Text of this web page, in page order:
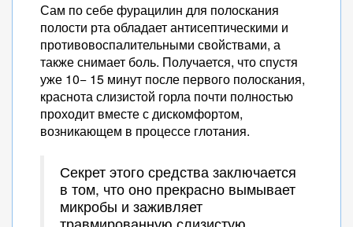
Сам по себе фурацилин для полоскания
полости рта обладает антисептическими и
противовоспалительными свойствами, а
также снимает боль. Получается, что спустя
уже 10− 15 минут после первого полоскания,
краснота слизистой горла почти полностью
проходит вместе с дискомфортом,
возникающем в процессе глотания.
Секрет этого средства заключается
в том, что оно прекрасно вымывает
микробы и заживляет